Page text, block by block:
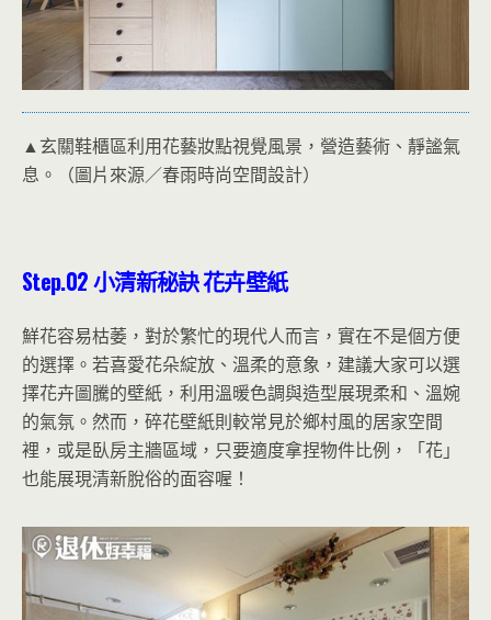
▲玄關鞋櫃區利用花藝妝點視覺風景，營造藝術、靜謐氣
息。（圖片來源／春雨時尚空間設計）
Step.02小清新秘訣花卉壁紙
鮮花容易枯萎，對於繁忙的現代人而言，實在不是個方便
的選擇。若喜愛花朵綻放、溫柔的意象，建議大家可以選
擇花卉圖騰的壁紙，利用溫暖色調與造型展現柔和、溫婉
的氣氛。然而，碎花壁紙則較常見於鄉村風的居家空間
裡，或是臥房主牆區域，只要適度拿捏物件比例，「花」
也能展現清新脫俗的面容喔！